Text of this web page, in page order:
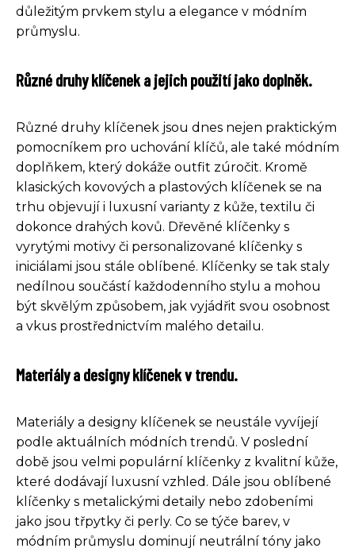
důležitým prvkem stylu a elegance v módním
průmyslu.
Různé druhy klíčenek a jejich použití jako doplněk.
Různé druhy klíčenek jsou dnes nejen praktickým
pomocníkem pro uchování klíčů, ale také módním
doplňkem, který dokáže outfit zúročit. Kromě
klasických kovových a plastových klíčenek se na
trhu objevují i luxusní varianty z kůže, textilu či
dokonce drahých kovů. Dřevěné klíčenky s
vyrytými motivy či personalizované klíčenky s
iniciálami jsou stále oblíbené. Klíčenky se tak staly
nedílnou součástí každodenního stylu a mohou
být skvělým způsobem, jak vyjádřit svou osobnost
a vkus prostřednictvím malého detailu.
Materiály a designy klíčenek v trendu.
Materiály a designy klíčenek se neustále vyvíjejí
podle aktuálních módních trendů. V poslední
době jsou velmi populární klíčenky z kvalitní kůže,
které dodávají luxusní vzhled. Dále jsou oblíbené
klíčenky s metalickými detaily nebo zdobeními
jako jsou třpytky či perly. Co se týče barev, v
módním průmyslu dominují neutrální tóny jako